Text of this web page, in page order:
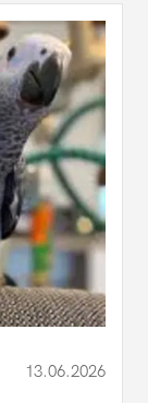
13.06.2026